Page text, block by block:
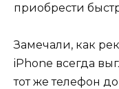
приобрести
Замечали, как
iPhone всегда
тот же телефон